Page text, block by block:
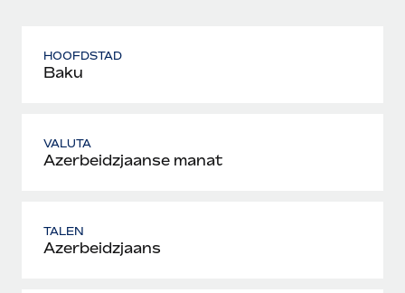
HOOFDSTAD
Baku
VALUTA
Azerbeidzjaanse manat
TALEN
Azerbeidzjaans